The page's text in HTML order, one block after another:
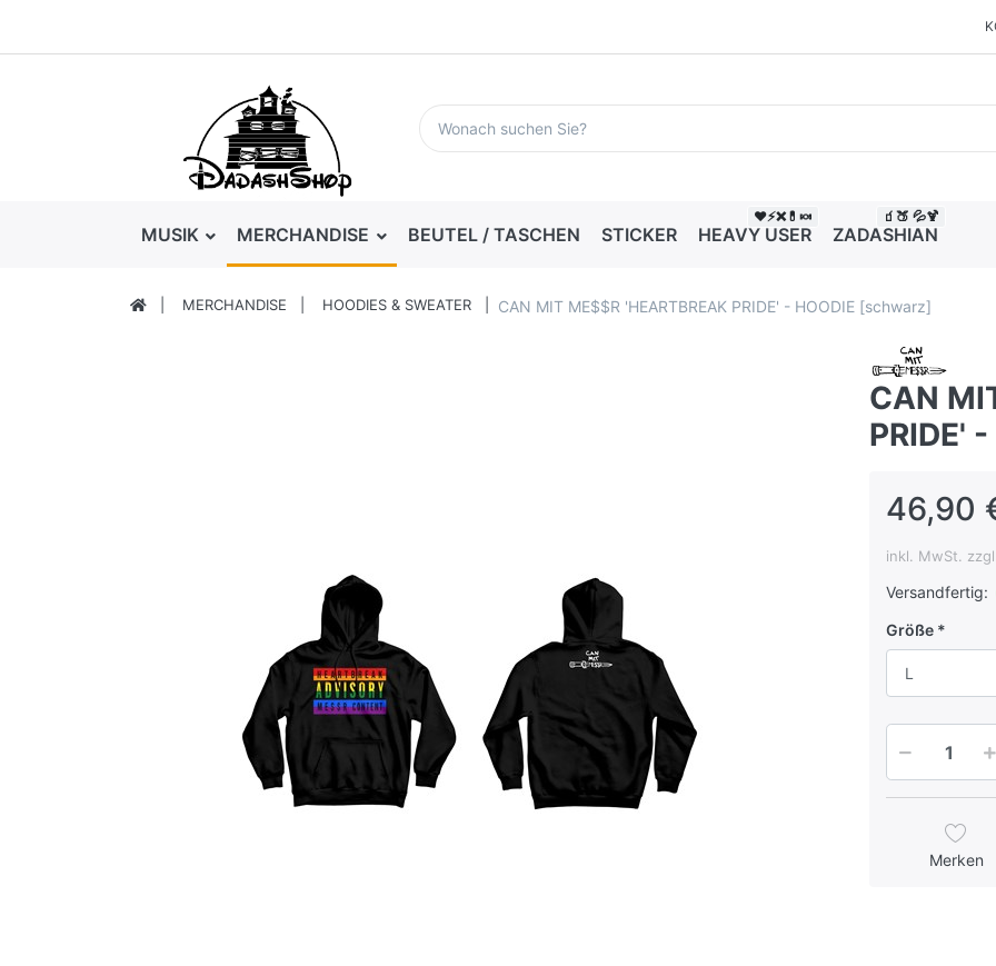
MUSIK MERCHANDISE BEUTEL / TASCHEN STICKER HEAVY USER
❤️⚡❌💊🍬
ZADASHIAN
🧃🍑 💦🍹
MERCHANDISE HOODIES & SWEATER CAN MIT ME$$R 'HEARTBREAK PRIDE' - HOODIE [schwarz]
CAN
PRIDE'
46,90
inkl. MwSt. zzgl.
Versandfertig:
Größe
L
Merken